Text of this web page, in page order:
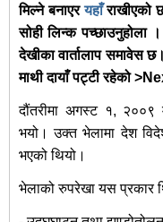
मिल्ने बनाएरयहाँराखीएको छ
सोही लिन्क पच्छाउनुहोला
देखीका वार्तालाप समावेस
माथी दायाँ पट्टी रहेको >
दौंतरीमा अगस्ट १, २००९
भयो। उक्त भेलामा देश
भएको थियो।
भेलाको रुपरेखा यस प्रकार